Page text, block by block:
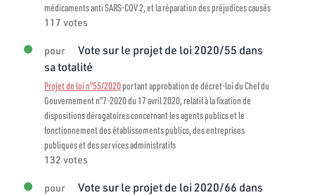
médicaments anti SARS-COV 2, et la réparation des préjudices causés
117 votes
pour
Vote sur le projet de loi 2020/55 dans
sa totalité
Projet de loi n°55/2020portant approbation de décret-loi du Chef du
Gouvernement n°7-2020 du 17 avril 2020, relatif à la fixation de
dispositions dérogatoires concernant les agents publics et le
fonctionnement des établissements publics, des entreprises
publiques et des services administratifs
132 votes
pour
Vote sur le projet de loi 2020/66 dans